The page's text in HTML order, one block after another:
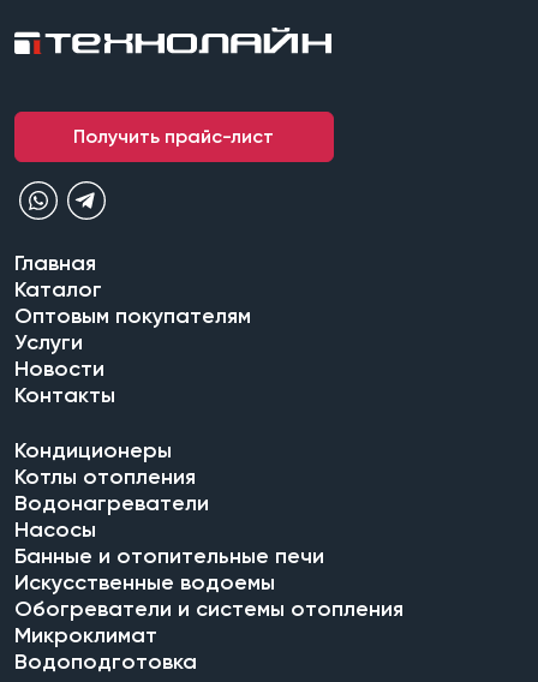
Получить прайс-лист
Главная
Каталог
Оптовым покупателям
Услуги
Новости
Контакты
Кондиционеры
Котлы отопления
Водонагреватели
Насосы
Банные и отопительные печи
Искусственные водоемы
Обогреватели и системы отопления
Микроклимат
Водоподготовка